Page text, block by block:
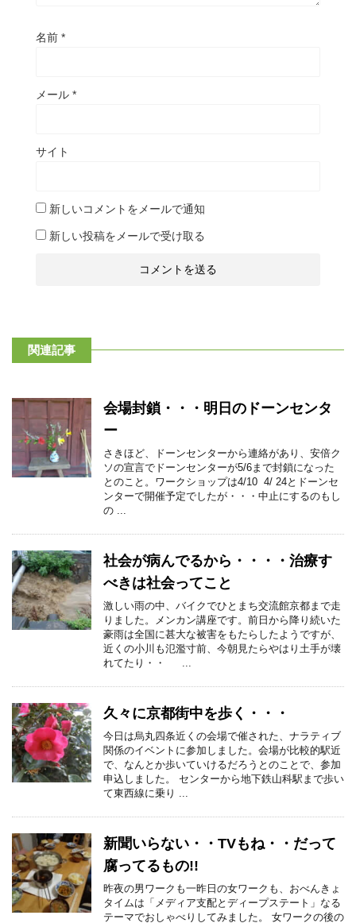
名前 *
メール *
サイト
新しいコメントをメールで通知
新しい投稿をメールで受け取る
関連記事
会場封鎖・・・明日のドーンセンタ
ー
さきほど、ドーンセンターから連絡があり、安倍ク
ソの宣言でドーンセンターが5/6まで封鎖になった
とのこと。ワークショップは4/10 4/ 24とドーンセ
ンターで開催予定でしたが・・・中止にするのもし
の ...
社会が病んでるから・・・・治療す
べきは社会ってこと
激しい雨の中、バイクでひとまち交流館京都まで走
りました。メンカン講座です。前日から降り続いた
豪雨は全国に甚大な被害をもたらしたようですが、
近くの小川も氾濫寸前、今朝見たらやはり土手が壊
れてたり・・ ...
久々に京都街中を歩く・・・
今日は烏丸四条近くの会場で催された、ナラティブ
関係のイベントに参加しました。会場が比較的駅近
で、なんとか歩いていけるだろうとのことで、参加
申込しました。 センターから地下鉄山科駅まで歩い
て東西線に乗り ...
新聞いらない・・TVもね・・だって
腐ってるもの!!
昨夜の男ワークも一昨日の女ワークも、おべんきょ
タイムは「メディア支配とディープステート」なる
テーマでおしゃべりしてみました。 女ワークの後の